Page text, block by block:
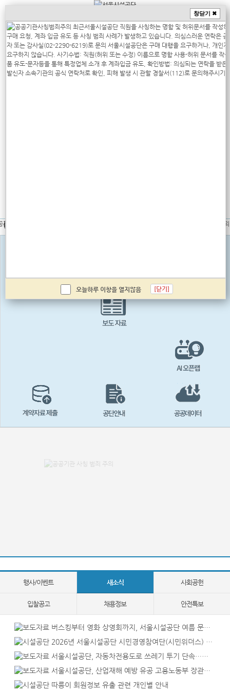
상단메뉴
행사/이벤트 새소식 사회공헌
입찰공고 채용정보 안전특보
버스킹부터 영화 상영회까지, 서울시설공단 여름 문화 행사 풍성
2026년 서울시설공단 시민경영참여단(시민위더스) 모집 안내
서울시설공단, 자동차전용도로 쓰레기 투기 단속…카톡 제보 캠페인
서울시설공단, 산업재해 예방 유공 고용노동부 장관표창 수상
따릉이 회원정보 유출 관련 개인별 안내
창닫기 ✖